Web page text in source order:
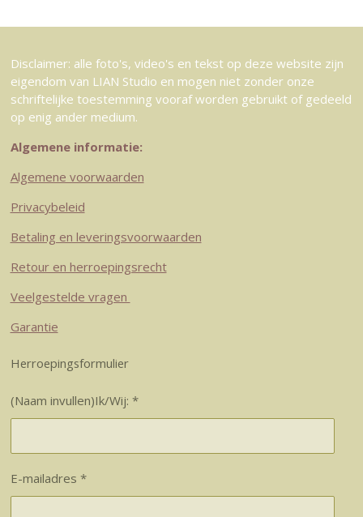
Disclaimer: alle foto's, video's en tekst op deze website zijn
eigendom van LIAN Studio en mogen niet zonder onze
schriftelijke toestemming vooraf worden gebruikt of gedeeld
op enig ander medium.
Algemene informatie:
Algemene voorwaarden
Privacybeleid
Betaling en leveringsvoorwaarden
Retour en herroepingsrecht
Veelgestelde vragen
Garantie
Herroepingsformulier
(Naam invullen)Ik/Wij: *
E-mailadres *